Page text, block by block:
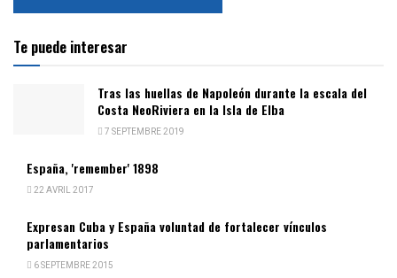
Te puede interesar
Tras las huellas de Napoleón durante la escala del
Costa NeoRiviera en la Isla de Elba
7 SEPTEMBRE 2019
España, 'remember' 1898
22 AVRIL 2017
Expresan Cuba y España voluntad de fortalecer vínculos
parlamentarios
6 SEPTEMBRE 2015